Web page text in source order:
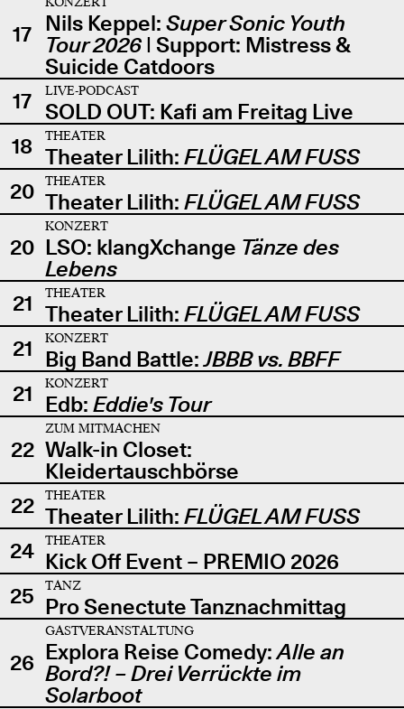
17 Nils Keppel: Super Sonic Youth
Tour 2026| Support: Mistress &
Suicide Catdoors
17
LIVE-PODCAST
SOLD OUT: Kafi am Freitag Live
18
THEATER
Theater Lilith: FLÜGEL AM FUSS
20
THEATER
Theater Lilith: FLÜGEL AM FUSS
20
KONZERT
LSO: klangXchange Tänze des
Lebens
21
THEATER
Theater Lilith: FLÜGEL AM FUSS
21
KONZERT
Big Band Battle:JBBB vs. BBFF
21
KONZERT
Edb: Eddie's Tour
22
ZUM MITMACHEN
Walk-in Closet:
Kleidertauschbörse
22
THEATER
Theater Lilith: FLÜGEL AM FUSS
24
THEATER
Kick Off Event – PREMIO 2026
25
TANZ
Pro Senectute Tanznachmittag
26
GASTVERANSTALTUNG
Explora Reise Comedy:Alle an
Bord?! – Drei Verrückte im
Solarboot